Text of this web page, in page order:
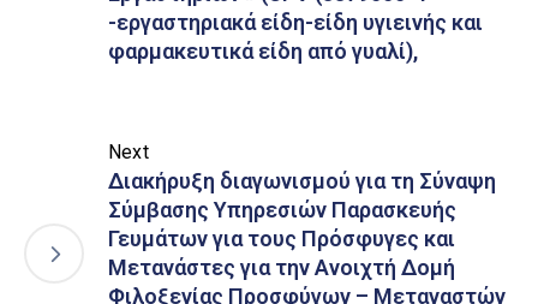
-εργαστηριακά είδη-είδη υγιεινής και
φαρμακευτικά είδη από γυαλί),
Next
Διακήρυξη διαγωνισμού για τη Σύναψη
Σύμβασης Υπηρεσιών Παρασκευής
Γευμάτων για τους Πρόσφυγες και
Μετανάστες για την Ανοιχτή Δομή
Φιλοξενίας Προσφύγων – Μεταναστών